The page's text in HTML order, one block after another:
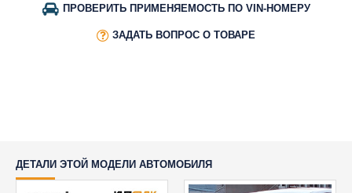
ПРОВЕРИТЬ ПРИМЕНЯЕМОСТЬ ПО VIN-НОМЕРУ
ЗАДАТЬ ВОПРОС О ТОВАРЕ
ДЕТАЛИ ЭТОЙ МОДЕЛИ АВТОМОБИЛЯ